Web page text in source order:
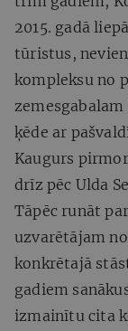
2015. gadā
tūristus,
kompleksu no
ķēde ar
Kaugurs
drīz pēc Ulda
Tāpēc runāt
uzvarētājam
konkrētajā
gadiem
izmainītu cita